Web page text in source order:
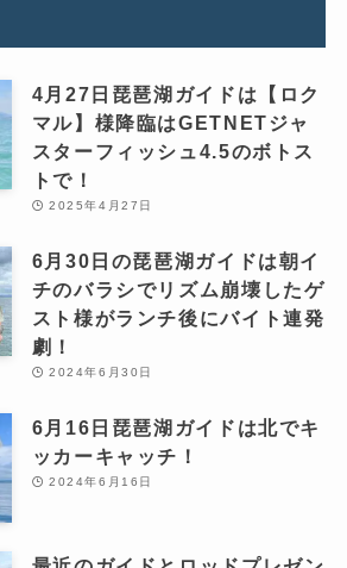
4月27日琵琶湖ガイドは【ロク
マル】様降臨はGETNETジャ
スターフィッシュ4.5のボトス
トで！
2025年4月27日
6月30日の琵琶湖ガイドは朝イ
チのバラシでリズム崩壊したゲ
スト様がランチ後にバイト連発
劇！
2024年6月30日
6月16日琵琶湖ガイドは北でキ
ッカーキャッチ！
2024年6月16日